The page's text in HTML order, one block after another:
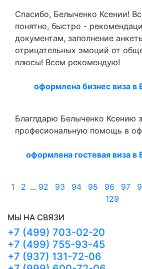
Спасибо, Белыченко Ксении!
понятно, быстро -
документам, заполнение
отрицательных эмоций от
плюсы! Всем рекомендую!
оформлена бизнес виза в
Благлдарю Белыченко Ксению
професиональную помощь в
оформлена гостевая виза
1
2 ... 92 93 94 95 96 97
129
МЫ НА СВЯЗИ
+7 (499) 703-02-20
+7 (499) 755-93-45
+7 (937) 131-72-06